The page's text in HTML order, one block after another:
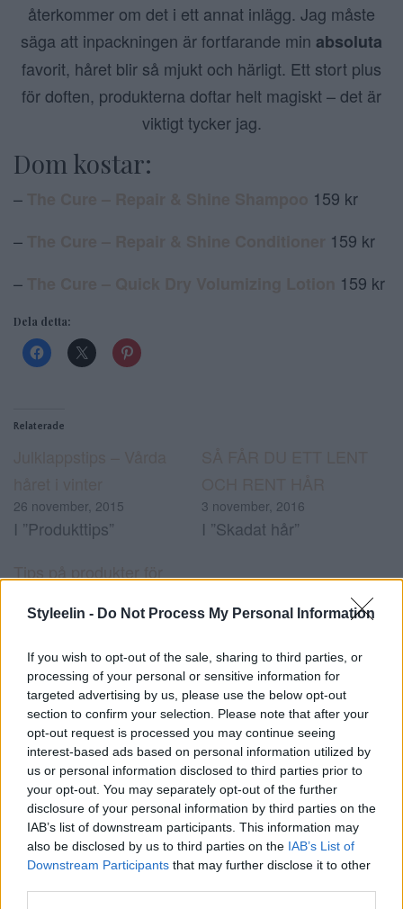
Styleelin - Do Not Process My Personal Information
If you wish to opt-out of the sale, sharing to third parties, or
processing of your personal or sensitive information for
targeted advertising by us, please use the below opt-out
section to confirm your selection. Please note that after your
opt-out request is processed you may continue seeing
interest-based ads based on personal information utilized by
us or personal information disclosed to third parties prior to
your opt-out. You may separately opt-out of the further
disclosure of your personal information by third parties on the
IAB’s list of downstream participants. This information may
also be disclosed by us to third parties on the IAB’s List of
Downstream Participants that may further disclose it to other
återkommer om det i ett annat inlägg. Jag måste
säga att inpackningen är fortfarande min absoluta
favorit, håret blir så mjukt och härligt. Ett stort plus
för doften, produkterna doftar helt magiskt – det är
viktigt tycker jag.
Dom kostar:
–
159 kr
–
159 kr
–
159 kr
Dela detta:
Relaterade
26 november, 2015
I ”Produkttips”
3 november, 2016
I ”Skadat hår”
29 november, 2014
#balsam #hårvård #lcc
#löwengrip care and
color
#schampo
Kommentarer
Kommentera*